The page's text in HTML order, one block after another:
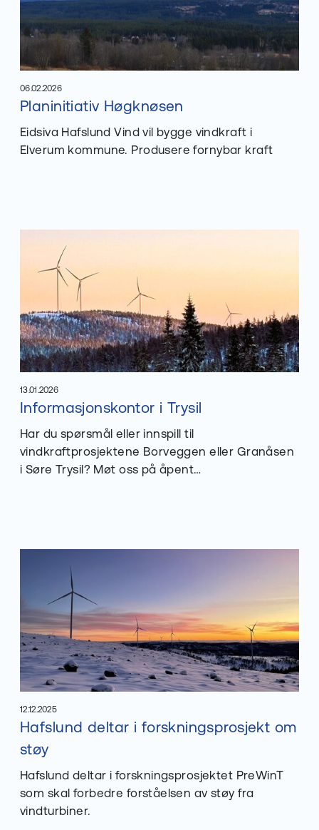
06.02.2026
Les mer om
Planinitiativ Høgknøsen
Publisert:
Eidsiva Hafslund Vind vil bygge vindkraft i
Elverum kommune. Produsere fornybar kraft
13.01.2026
Les mer om
Informasjonskontor i Trysil
Publisert:
Har du spørsmål eller innspill til
vindkraftprosjektene Borveggen eller Granåsen
i Søre Trysil? Møt oss på åpent
12.12.2025
Les mer om
Hafslund deltar i forskningsprosjekt om
støy
Publisert:
Hafslund deltar i forskningsprosjektet PreWinT
som skal forbedre forståelsen av støy fra
vindturbiner.